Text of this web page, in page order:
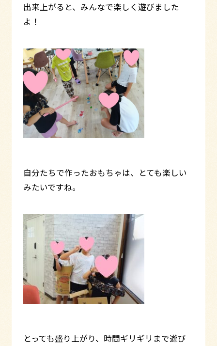
出来上がると、みんなで楽しく遊びました
よ！
自分たちで作ったおもちゃは、とても楽しい
みたいですね。
とっても盛り上がり、時間ギリギリまで遊び